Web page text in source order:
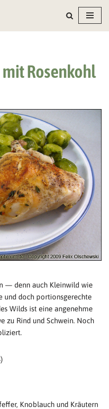
Rosenkohl
— denn auch Kleinwild wie
und doch portionsgerechte
Wilds ist eine angenehme
zu Rind und Schwein. Noch
Knoblauch und Kräutern